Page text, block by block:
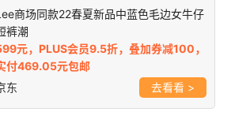
商场同款22春夏新品中蓝色毛边女牛仔
裤潮
元，PLUS会员9.5折，叠加券减100，
付469.05元包邮
东
>